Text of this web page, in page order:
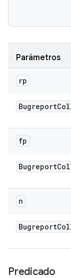
Parámetros
rp
Bugreport
fp
Bugreport
n
Bugreport
Predicado